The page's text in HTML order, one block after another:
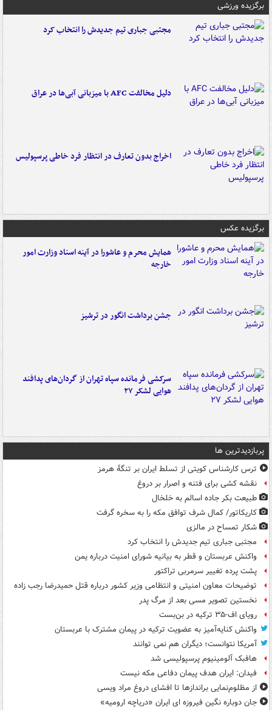
برگزیده ورزشی
مجتبی جباری تیم جدیدش را انتخاب کرد
دلیل مخالفت AFC با میزبانی آبی‌ها در عراق
اخراج بدون تعارف در انتظار فرد خاطی پرسپولیس
برگزیده عکس
همایش محرم و عاشورا در آینه اسناد وزارت امور
خارجه
جشن برداشت انگور در ترشیز
سرکشی فرمانده سپاه تهران از گردان‌های پدافند
هوایی لشکر ۲۷
پربازدیدترین ها
ترس کارشناس کویتی از تسلط ایران بر تنگۀ هرمز
نقشه کشی برای فتنه و اصرار بر دروغ
طبیعت بکر جاده اسالم به خلخال
کاریکاتور/ کمال شرف توافق مکه را به سخره گرفت
شکار تمساح در مالزی
مجتبی جباری تیم جدیدش را انتخاب کرد
واکنش عربستان و قطر به بیانیه شورای امنیت درباره یمن
پشت پرده تغییر سرمربی تراکتور
توضیحات معاون امنیتی و انتظامی وزیر کشور درباره قتل حمیدرضا رجب زاده
نخستین تصویر مسی بعد از مرگ پدر
رویای اف-۳۵ ترکیه در بن‌بست
واکنش کنایه‌آمیز به عضویت ترکیه در پیمان مشترک با عربستان
آمریکا نتوانست؛ دیگران هم نمی توانند
هافبک آلومینیوم پرسپولیسی شد
فیدان: ایران هدف پیمان دفاعی مکه نیست
از مظلوم‌نمایی براندازها تا افشای دروغ مراد ویسی
جان دوباره نگین فیروزه ای ایران «دریاچه ارومیه»